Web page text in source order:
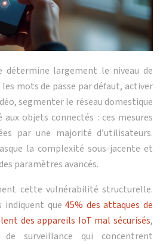
détermine largement le niveau de
mots de passe par défaut, activer
segmenter le réseau domestique
aux objets connectés : ces mesures
par une majorité d’utilisateurs.
la complexité sous-jacente et
paramètres avancés.
cette vulnérabilité structurelle.
indiquent que45% des attaques de
des appareils IoT mal sécurisés,
surveillance qui concentrent